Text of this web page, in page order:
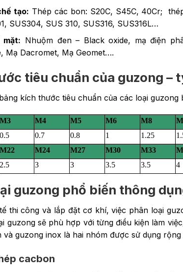
tạo: Thép các bon: S20C, S45C, 40Cr;
SUS304, SUS 310, SUS316, SUS316L…
Nhuộm đen – Black oxide, mạ điện
Mạ Dacromet, Mạ Geomet….
tiêu chuẩn của guzong –
kích thước tiêu chuẩn của các loại guzong
M3 M4 M5 M6 M8
0.5 0.7 0.8 1 1.25
M22 M24 M27 M30 M33
2.5 3 3 3.5 3.5 4
guzong phổ biến thông
thi công và lắp đặt cơ khí, việc phân loại
guzong sẽ phù hợp với từng điều kiện làm
và guzong inox là hai nhóm được sử dụng
cacbon